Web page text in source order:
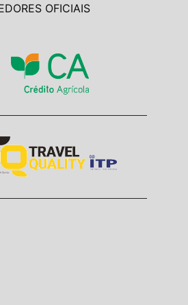
OFICIAIS